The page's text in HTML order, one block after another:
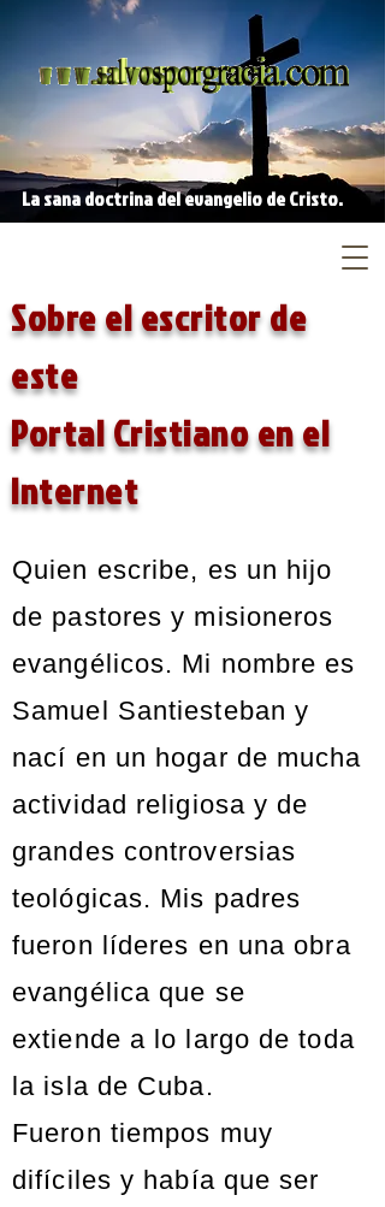
La sana doctrina del evangelio de Cristo.
Sobre el escritor de
este
Portal Cristiano en el
Internet
Quien escribe, es un hijo
de pastores y misioneros
evangélicos. Mi nombre es
Samuel Santiesteban y
nací en un hogar de mucha
actividad religiosa y de
grandes controversias
teológicas. Mis padres
fueron líderes en una obra
evangélica que se
extiende a lo largo de toda
la isla de Cuba.
Fueron tiempos muy
difíciles y había que ser